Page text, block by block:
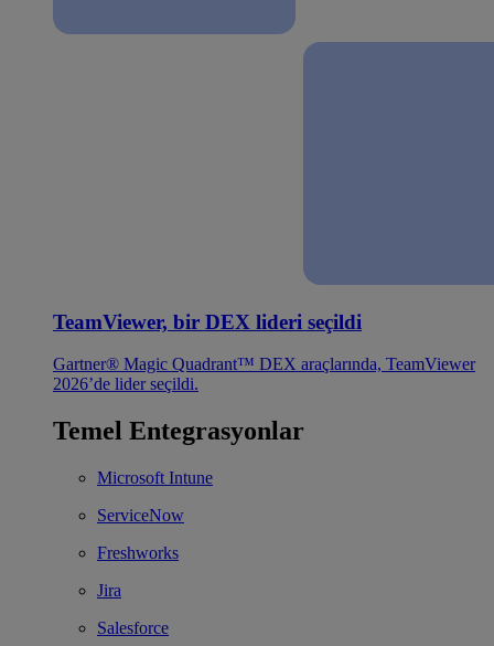
TeamViewer, bir DEX lideri seçildi
Gartner® Magic Quadrant™ DEX araçlarında, TeamViewer
2026’de lider seçildi.
Temel Entegrasyonlar
Microsoft Intune
ServiceNow
Freshworks
Jira
Salesforce